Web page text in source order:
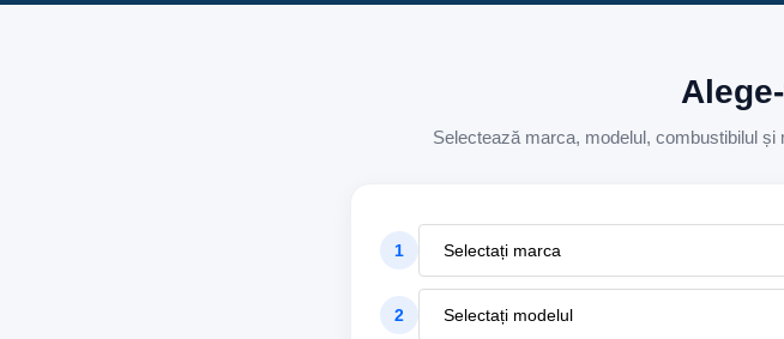
Selectează marca, modelul, combustibilul
1
2